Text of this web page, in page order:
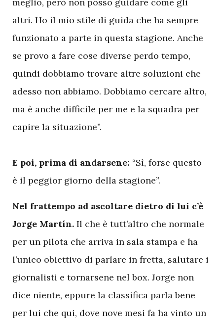
altri. Ho il mio stile di guida che ha sempre
funzionato a parte in questa stagione. Anche
se provo a fare cose diverse perdo tempo,
quindi dobbiamo trovare altre soluzioni che
adesso non abbiamo. Dobbiamo cercare altro,
ma è anche difficile per me e la squadra per
capire la situazione”.
E poi, prima di andarsene: “Sì, forse questo
è il peggior giorno della stagione”.
Nel frattempo ad ascoltare dietro di lui c’è
Jorge Martín. Il che è tutt’altro che normale
per un pilota che arriva in sala stampa e ha
l’unico obiettivo di parlare in fretta, salutare i
giornalisti e tornarsene nel box. Jorge non
dice niente, eppure la classifica parla bene
per lui che qui, dove nove mesi fa ha vinto un